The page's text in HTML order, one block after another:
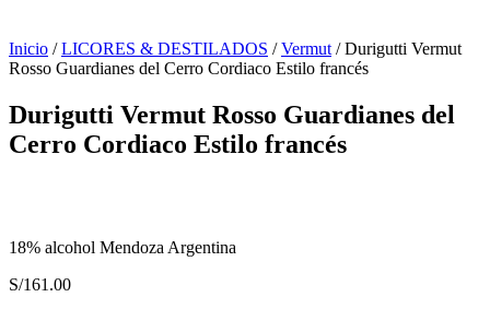
Inicio /LICORES & DESTILADOS /Vermut / Durigutti Vermut
Rosso Guardianes del Cerro Cordiaco Estilo francés
Durigutti Vermut Rosso Guardianes del
Cerro Cordiaco Estilo francés
18% alcohol Mendoza Argentina
S/161.00